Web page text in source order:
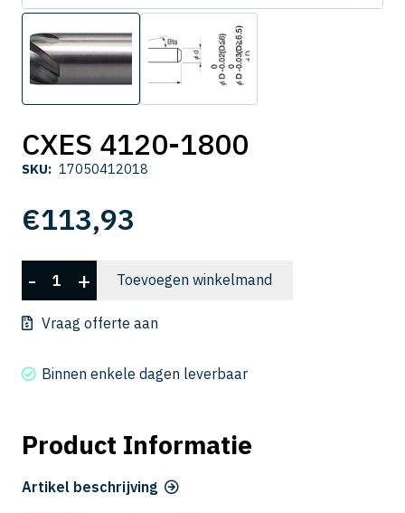
CXES 4120-1800
SKU: 17050412018
€113,93
CXES
4120-
1800
- + Toevoegen winkelmand
Vraag offerte aan
Binnen enkele dagen leverbaar
Product Informatie
Artikel beschrijving